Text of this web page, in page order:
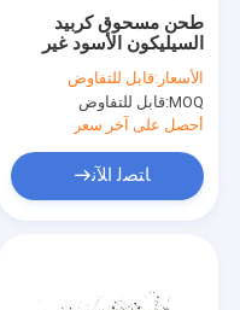
مراقبة الجودة
اتصل بنا
أخبار
طحن مسحوق كربيد
السيليكون الأسود غير
الحديدية 50 مم SiC 95
الأسعار:قابل للتفاوض
MOQ: قابل للتفاوض
أحصل على آخر سعر
ﺎﺘﺼﻟ ﺍﻶﻧ